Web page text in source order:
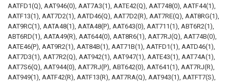
AATFD1(Q), AAT946(0), AAT7A3(1), AATE42(Q), AAT748(0), AATF44(1),
AATF13(1), AAT7D2(1), AATD46(Q), AAT7D2(R), AAT7RE(Q), AAT8RG(1),
AAT9RC(1), AATA48(1), AATA48(P), AAT643(0), AAT711(1), ABT6R2(1),
ABT6RD(1), AATA49(R), AAT644(0), AAT8R6(1), AAT7RJ(Q), AAT74B(0),
AATE46(P), AAT9R2(1), AAT84B(1), AAT71B(1), AATFD1(1), AATD46(1),
AAT7D3(1), AAT7R2(Q), AAT942(1), AAT947(1), AATE43(1), AAT74A(1),
AAT7S6(Q), AAT944(0), AAT7RJ(P), ABT642(0), AAT641(1), AAT7RJ(R),
AAT949(1), AATF42(R), AATF13(R), AAT7RA(Q), AAT943(1), AATFT7(S),